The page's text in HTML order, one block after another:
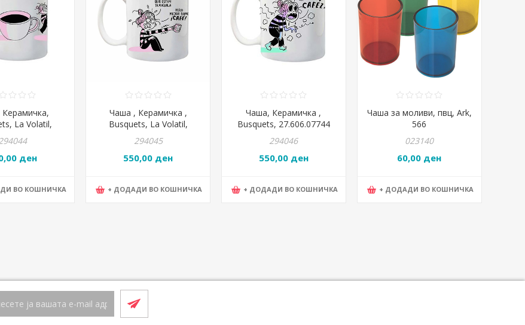
La Volatil,
ден
ВО КОШНИЧКА
Чаша , Керамичка ,
Busquets, La Volatil,
27.606.077430
294045
550,00 ден
+ ДОДАДИ ВО КОШНИЧКА
Чаша, Керамичка ,
Busquets, 27.606.07744
294046
550,00 ден
+ ДОДАДИ ВО КОШНИЧКА
Чаша за моливи, пвц, Ark,
566
023140
60,00 ден
+ ДОДАДИ ВО КОШНИЧКА